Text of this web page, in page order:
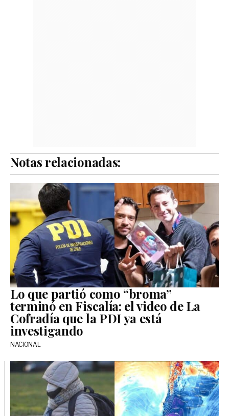
Notas relacionadas:
Lo que partió como “broma”
terminó en Fiscalía: el video de La
Cofradía que la PDI ya está
investigando
NACIONAL